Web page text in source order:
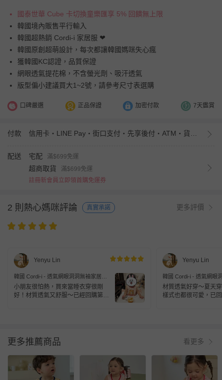
國泰世華 Cube 卡切換童樂匯享 5% 回饋無上限
韓國境內販售平行輸入
韓國超熱銷 Cordi-i 家居服 ❤︎
韓國原創超萌設計，每次都讓韓國媽咪失心瘋
獲韓國KC認證，品質保證
網眼透氣提花棉，不含螢光劑、吸汗透氣
版型偏小建議買大1~2號，請參考尺寸表選購
口碑嚴選 正品保證 加密付款 7天鑑賞
付款
配送 宅配 滿$699免運
超商取貨
滿$699免運
註冊新會員立即領首購免運券
2 則熱心媽咪評論 真實承諾 更多評價
Yenyu Lin
韓國 Cordi-i - 透氣網眼洞洞無袖家居服/
睡衣-可可小熊-淡粉膚
小朋友很怕熱，買來當睡衣穿很剛
好！材質透氣又舒服～已經回購第二
Yenyu Lin
韓國 Cordi-i - 透氣網眼
睡衣-泳圈小熊-黃
材質透氣好穿～夏天
樣式也都很可愛，已
更多推薦商品 看更多